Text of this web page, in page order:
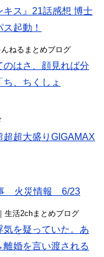
キス』21話感想 博士
起動！
ねるまとめブログ
はさ、顔見れば分
、ちくしょ
超超大盛りGIGAMAX
事 火災情報 6/23
生活2chまとめブログ
気を疑っていた。あ
婚を言い渡される